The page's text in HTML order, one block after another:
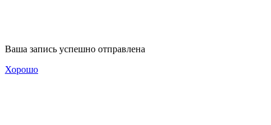
Ваша запись успешно отправлена
Хорошо